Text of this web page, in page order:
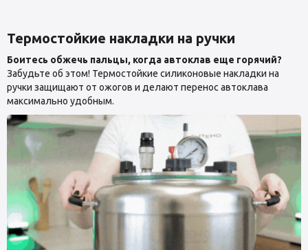
Термостойкие накладки на ручки
Боитесь обжечь пальцы, когда автоклав еще горячий?
Забудьте об этом! Термостойкие силиконовые накладки на
ручки защищают от ожогов и делают перенос автоклава
максимально удобным.